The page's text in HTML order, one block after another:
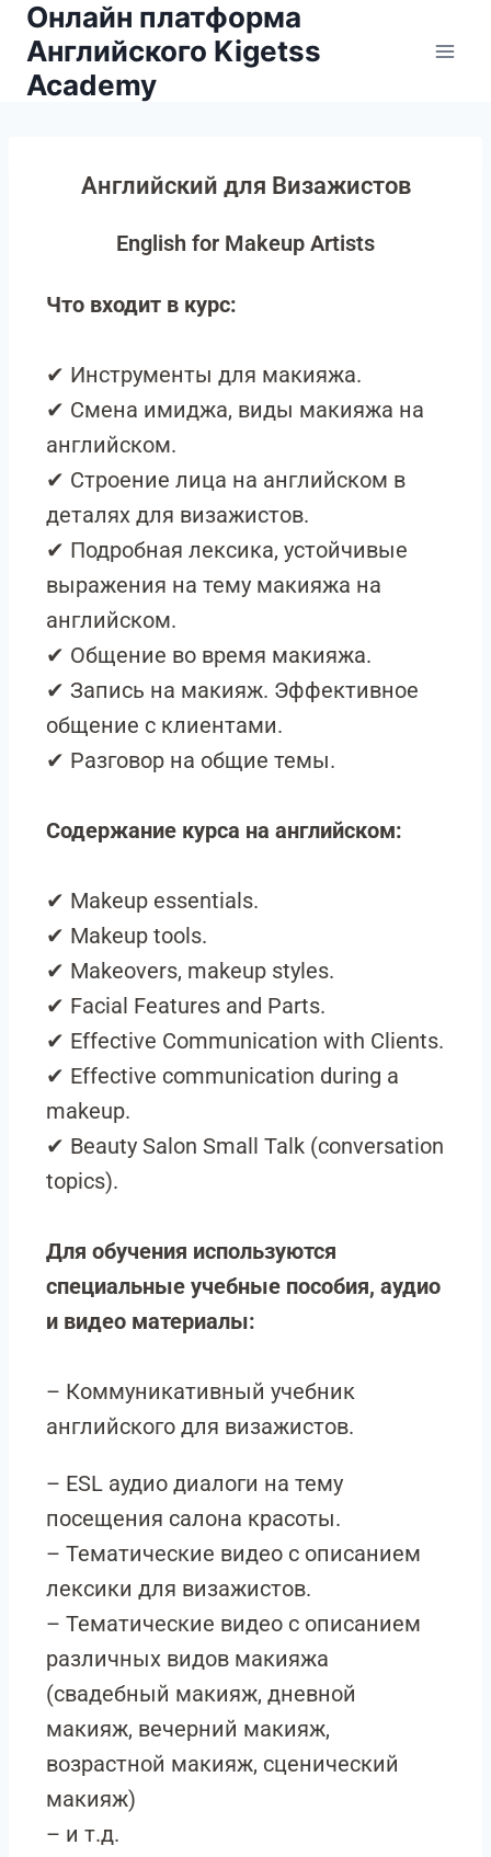
Онлайн платформа
Английского Kigetss
Academy
Английский для Визажистов
English for Makeup Artists
Что входит в курс:
✔ Инструменты для макияжа.
✔ Смена имиджа, виды макияжа на
английском.
✔ Строение лица на английском в
деталях для визажистов.
✔ Подробная лексика, устойчивые
выражения на тему макияжа на
английском.
✔ Общение во время макияжа.
✔ Запись на макияж. Эффективное
общение с клиентами.
✔ Разговор на общие темы.
Содержание курса на английском:
✔ Makeup essentials.
✔ Makeup tools.
✔ Makeovers, makeup styles.
✔ Facial Features and Parts.
✔ Effective Communication with Clients.
✔ Effective communication during a
makeup.
✔ Beauty Salon Small Talk (conversation
topics).
Для обучения используются
специальные учебные пособия, аудио
и видео материалы:
– Коммуникативный учебник
английского для визажистов.
– ESL аудио диалоги на тему
посещения салона красоты.
– Тематические видео с описанием
лексики для визажистов.
– Тематические видео с описанием
различных видов макияжа
(свадебный макияж, дневной
макияж, вечерний макияж,
возрастной макияж, сценический
макияж)
– и т.д.